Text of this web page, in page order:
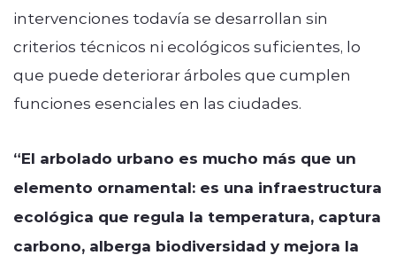
intervenciones todavía se desarrollan sin
criterios técnicos ni ecológicos suficientes, lo
que puede deteriorar árboles que cumplen
funciones esenciales en las ciudades.
“El arbolado urbano es mucho más que un
elemento ornamental: es una infraestructura
ecológica que regula la temperatura, captura
carbono, alberga biodiversidad y mejora la